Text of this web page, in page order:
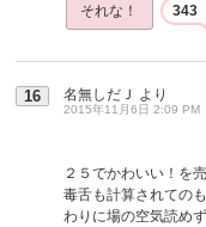
それな！ 343
16 名無しだＪ より
2015年11月6日 2:09 PM
２５でかわいい！を
毒舌も計算されての
わりに場の空気読め